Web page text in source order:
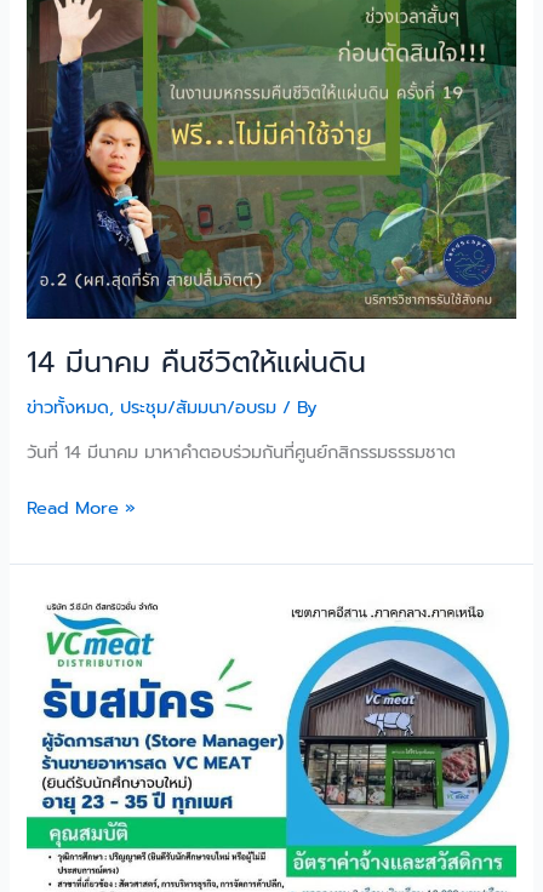
14 มีนาคม คืนชีวิตให้แผ่นดิน
ข่าวทั้งหมด, ประชุม/สัมมนา/อบรม / By
วันที่ 14 มีนาคม มาหาคำตอบร่วมกันที่ศูนย์กสิกรรมธรรมชาต
Read More »
จบ
ใหม่
ไม่ใช่
ปัญหา
VC
MEAT
งาน